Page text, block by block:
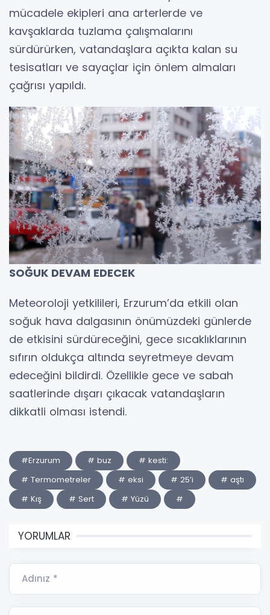
mücadele ekipleri ana arterlerde ve
kavşaklarda tuzlama çalışmalarını
sürdürürken, vatandaşlara açıkta kalan su
tesisatları ve sayaçlar için önlem almaları
çağrısı yapıldı.
SOĞUK DEVAM EDECEK
Meteoroloji yetkilileri, Erzurum’da etkili olan
soğuk hava dalgasının önümüzdeki günlerde
de etkisini sürdüreceğini, gece sıcaklıklarının
sıfırın oldukça altında seyretmeye devam
edeceğini bildirdi. Özellikle gece ve sabah
saatlerinde dışarı çıkacak vatandaşların
dikkatli olması istendi.
#Erzurum # buz
# kesti:
# Termometreler
# eksi # 25’i
# aştı
# Kış
# Sert # Yüzü #
YORUMLAR
Adınız *